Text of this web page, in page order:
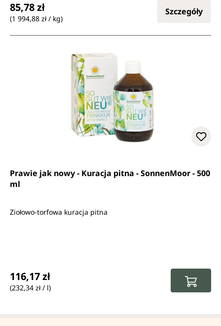
85,78 zł
(1 994,88 zł / kg)
Szczegóły
Prawie jak nowy - Kuracja pitna - SonnenMoor - 500
ml
Ziołowo-torfowa kuracja pitna
116,17 zł
(232,34 zł / l)